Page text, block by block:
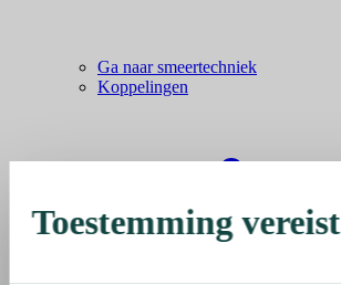
Ga naar smeertechniek
Koppelingen
Toestemming vereist